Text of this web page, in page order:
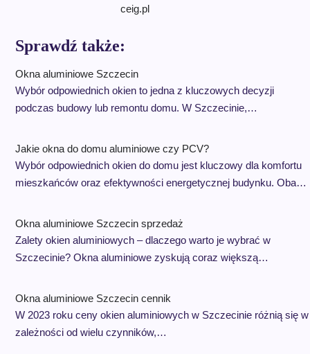
ceig.pl
Sprawdź także:
Okna aluminiowe Szczecin
Wybór odpowiednich okien to jedna z kluczowych decyzji
podczas budowy lub remontu domu. W Szczecinie,…
Jakie okna do domu aluminiowe czy PCV?
Wybór odpowiednich okien do domu jest kluczowy dla komfortu
mieszkańców oraz efektywności energetycznej budynku. Oba…
Okna aluminiowe Szczecin sprzedaż
Zalety okien aluminiowych – dlaczego warto je wybrać w
Szczecinie? Okna aluminiowe zyskują coraz większą…
Okna aluminiowe Szczecin cennik
W 2023 roku ceny okien aluminiowych w Szczecinie różnią się w
zależności od wielu czynników,…